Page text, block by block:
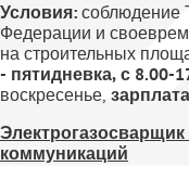
Условия: соблюдение
Федерации и
на строительных
- пятидневка, с 8.00-
воскресенье,
коммуникаций